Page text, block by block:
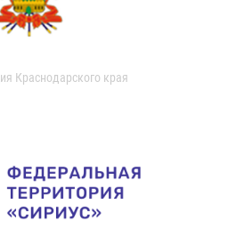
Краснодарского края